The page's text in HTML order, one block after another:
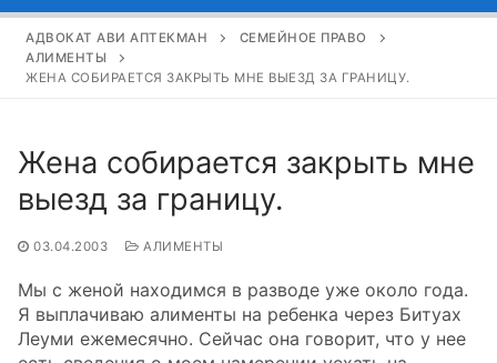
Найти:
АДВОКАТ АВИ АПТЕКМАН
СЕМЕЙНОЕ ПРАВО
АЛИМЕНТЫ
ЖЕНА СОБИРАЕТСЯ ЗАКРЫТЬ МНЕ ВЫЕЗД ЗА ГРАНИЦУ.
Жена собирается закрыть мне
выезд за границу.
03.04.2003 АЛИМЕНТЫ
Мы с женой находимся в разводе уже около года.
Я выплачиваю алименты на ребенка через Битуах
Леуми ежемесячно. Сейчас она говорит, что у нее